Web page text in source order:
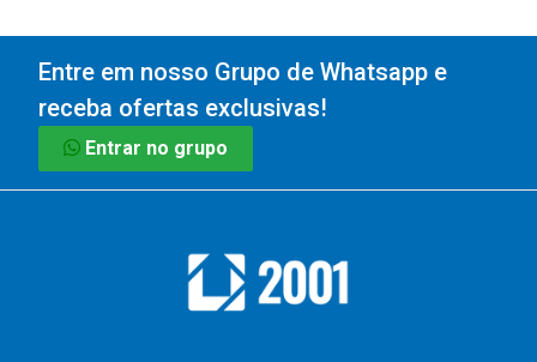
Entre em nosso Grupo de Whatsapp e
receba ofertas exclusivas!
Entrar no grupo